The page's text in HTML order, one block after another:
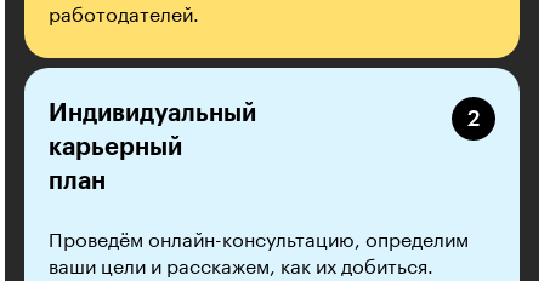
работодателей.
Индивидуальный
карьерный
план
Проведём онлайн-консультацию, определим
ваши цели и расскажем, как их добиться.